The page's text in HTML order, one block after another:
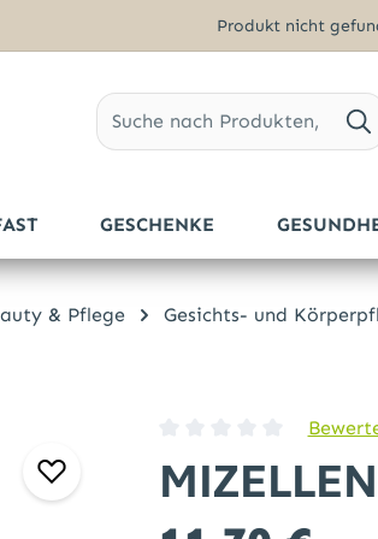
Produkt nicht
GESCHENKE
& Pflege Gesichts- und
Durchschnittliche
Regulärer Preis: